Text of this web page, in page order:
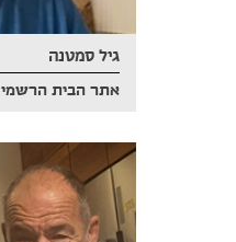
גיל סמטנה
אתר הבית הרשמי